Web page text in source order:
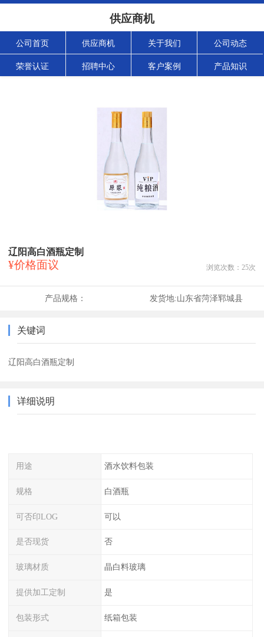
供应商机
公司首页 供应商机 关于我们 公司动态
荣誉认证 招聘中心 客户案例 产品知识
辽阳高白酒瓶定制
¥价格面议 浏览次数： 25次
产品规格： 发货地:山东省菏泽郓城县
关键词
辽阳高白酒瓶定制
详细说明
用途 酒水饮料包装
规格 白酒瓶
可否印LOG 可以
是否现货 否
玻璃材质 晶白料玻璃
提供加工定制 是
包装形式 纸箱包装